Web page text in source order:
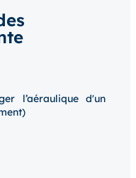
l’aéraulique d'un